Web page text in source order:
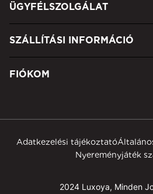
ÜGYFÉLSZOLGÁLAT
SZÁLLÍTÁSI INFORMÁCIÓ
FIÓKOM
2024 Luxoya, Minden
Adatkezelési tájékoztató
Nyereményjáték